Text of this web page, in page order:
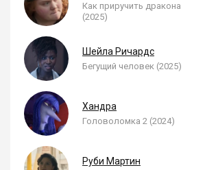
Как приручить дракона
(2025)
Шейла Ричардс
Бегущий человек (2025)
Хандра
Головоломка 2 (2024)
Руби Мартин